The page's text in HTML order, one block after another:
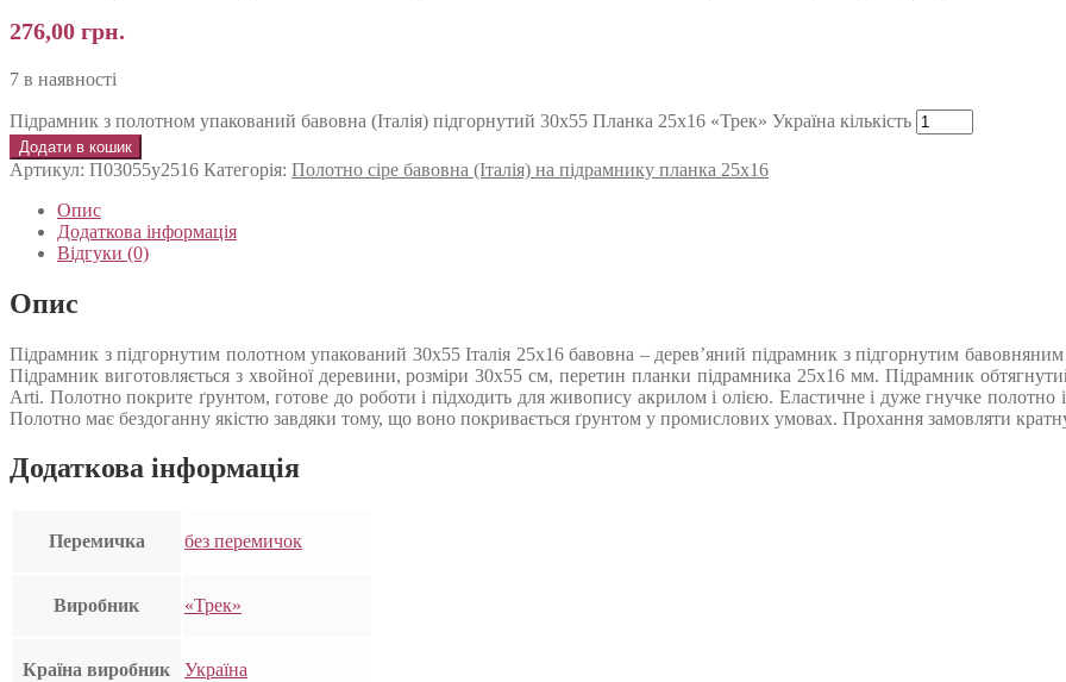
276,00 грн.
7 в наявності
Підрамник з полотном упакований бавовна (Італія) підгорнутий 30х55 Планка 25х16 «Трек» Україна кількість
Додати в кошик
Артикул: П03055у2516 Категорія: Полотно сіре бавовна (Італія) на підрамнику планка 25х16
Опис
Додаткова інформація
Відгуки (0)
Опис
Підрамник з підгорнутим полотном упакований 30х55 Італія 25х16 бавовна – дерев’яний підрамник з підгорнутим
Підрамник виготовляється з хвойної деревини, розміри 30х55 см, перетин планки підрамника 25х16 мм. Підрамник
Arti. Полотно покрите ґрунтом, готове до роботи і підходить для живопису акрилом і олією. Еластичне і дуже гнучке полотно
Полотно має бездоганну якістю завдяки тому, що воно покривається ґрунтом у промислових умовах. Прохання замовляти
Додаткова інформація
Перемичка без перемичок
Виробник «Трек»
Країна виробник Україна